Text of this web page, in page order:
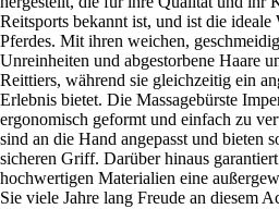
Reitsports bekannt ist, und ist die
Pferdes. Mit ihren weichen,
Unreinheiten und abgestorbene Haare
Reittiers, während sie gleichzeitig ein
Erlebnis bietet. Die Massagebürste
ergonomisch geformt und einfach zu
sind an die Hand angepasst und bieten
sicheren Griff. Darüber hinaus
hochwertigen Materialien eine
Sie viele Jahre lang Freude an diesem